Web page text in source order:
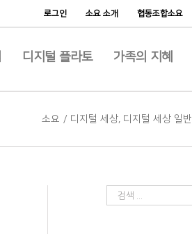
로그인 소요 소개 협동조합소요
디지털 플라토 가족의 지혜
소요 / 디지털 세상, 디지털 세상 일반